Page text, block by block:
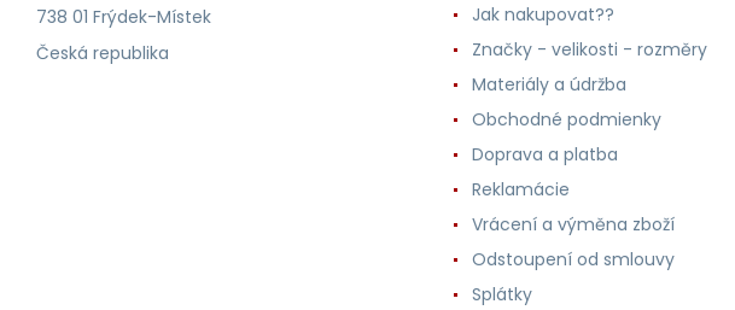
738 01 Frýdek-Místek
Česká republika
Jak nakupovat??
Značky - velikosti - rozměry
Materiály a údržba
Obchodné podmienky
Doprava a platba
Reklamácie
Vrácení a výměna zboží
Odstoupení od smlouvy
Splátky